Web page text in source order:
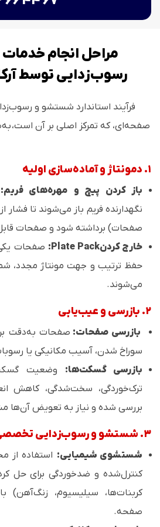
مراحل انجام
رسوب‌زدایی توسط
فرآیند استاندارد شستشو و
صفحه‌ای، که تمرکز اصلی بر آن است،
۱. دمونتاژ و آماده‌سازی اولیه
باز کردن پیچ و مهره‌های فریم:
صفحات) برداشته شود و صفحات
خارج کردنPlate Pack:
صفحات
حفظ ترتیب و جهت مونتاژ مجدد،
می‌شوند.
۲. بازرسی و عیب‌یابی
بازرسی صفحات: صفحات به‌دقت
سوراخ شدن، آسیب مکانیکی یا
بازرسی گسکت‌ها: وضعیت
ترک‌خوردگی، سخت‌شدگی، کاهش
بررسی شده و نیاز به تعویض
۳. شستشو و رسوب‌زدایی تخصصی
شستشوی شیمیایی: استفاده
کنترل‌شده و ضدخوردگی برای حل
کربنات‌ها، سیلیسیوم، زنگ‌آهن)
صفحه.